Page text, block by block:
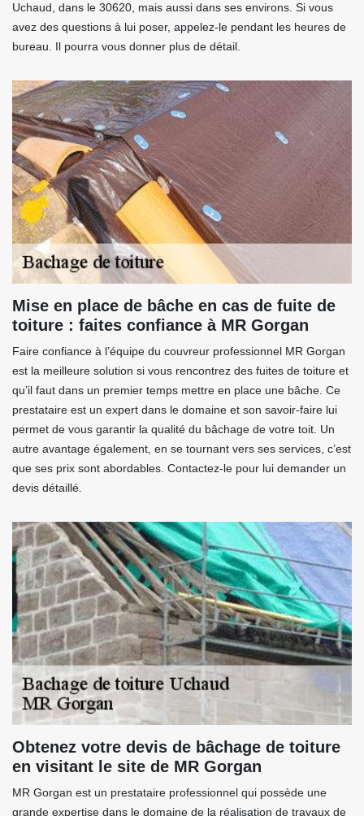
Uchaud, dans le 30620, mais aussi dans ses environs. Si vous
avez des questions à lui poser, appelez-le pendant les heures de
bureau. Il pourra vous donner plus de détail.
Mise en place de bâche en cas de fuite de
toiture : faites confiance à MR Gorgan
Faire confiance à l’équipe du couvreur professionnel MR Gorgan
est la meilleure solution si vous rencontrez des fuites de toiture et
qu’il faut dans un premier temps mettre en place une bâche. Ce
prestataire est un expert dans le domaine et son savoir-faire lui
permet de vous garantir la qualité du bâchage de votre toit. Un
autre avantage également, en se tournant vers ses services, c’est
que ses prix sont abordables. Contactez-le pour lui demander un
devis détaillé.
Obtenez votre devis de bâchage de toiture
en visitant le site de MR Gorgan
MR Gorgan est un prestataire professionnel qui possède une
grande expertise dans le domaine de la réalisation de travaux de